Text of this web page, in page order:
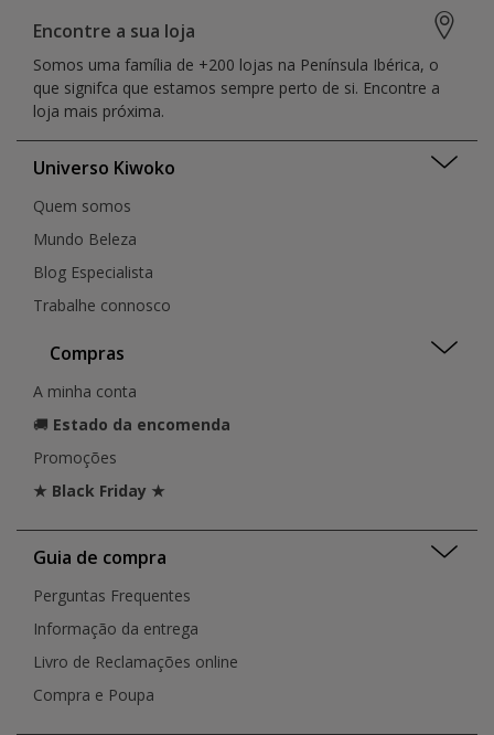
Encontre a sua loja
Somos uma família de +200 lojas na Península Ibérica, o
que signifca que estamos sempre perto de si. Encontre a
loja mais próxima.
Universo Kiwoko
Quem somos
Mundo Beleza
Blog Especialista
Trabalhe connosco
Compras
A minha conta
🚚 Estado da encomenda
Promoções
★ Black Friday ★
Guia de compra
Perguntas Frequentes
Informação da entrega
Livro de Reclamações online
Compra e Poupa